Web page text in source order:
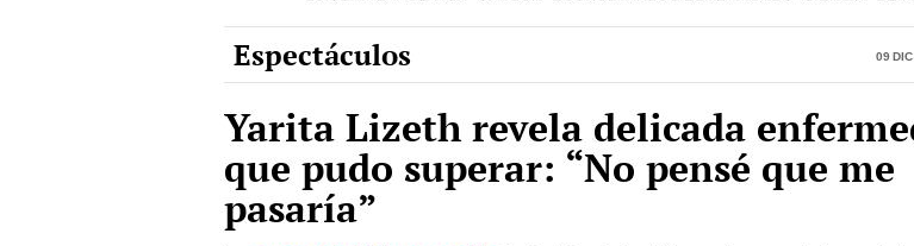
Espectáculos 09
Yarita Lizeth revela delicada
que pudo superar: “No pensé que me
pasaría”